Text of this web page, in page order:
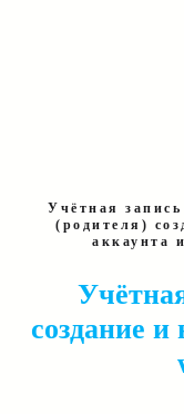
Учётная
(родителя)
аккаунта
создание и